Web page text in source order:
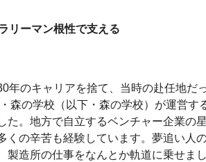
リーマン根性で支える
年のキャリアを捨て、当時の赴任地だ
森の学校（以下・森の学校）が運営す
た。地方で自立するベンチャー企業の
くの辛苦も経験しています。夢追い人
製造所の仕事をなんとか軌道に乗せま